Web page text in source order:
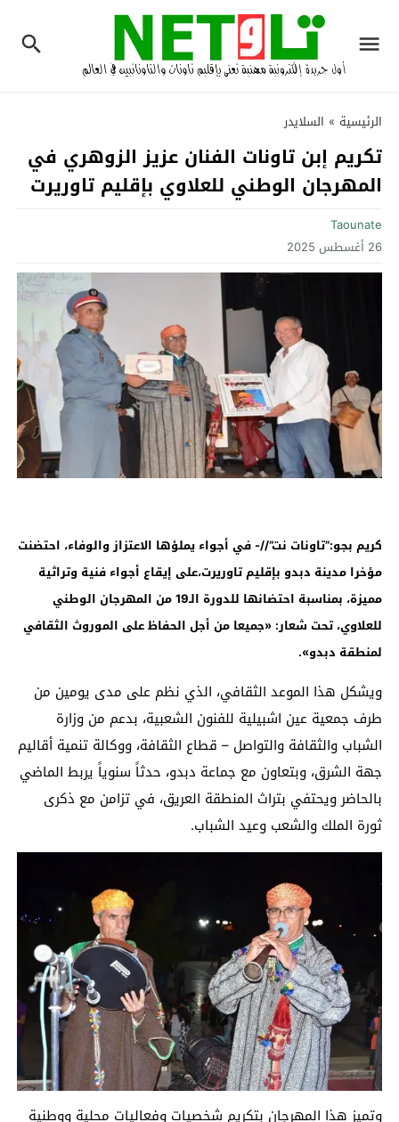
الرئيسية » السلايدر
تكريم إبن تاونات الفنان عزيز الزوهري في
المهرجان الوطني للعلاوي بإقليم تاوريرت
Taounate
26 أغسطس 2025
كريم بجو:”تاونات نت”//- في أجواء يملؤها الاعتزاز والوفاء، احتضنت
مؤخرا مدينة دبدو بإقليم تاوريرت،على إيقاع أجواء فنية وتراثية
مميزة، بمناسبة احتضانها للدورة الـ19 من المهرجان الوطني
للعلاوي، تحت شعار: «جميعا من أجل الحفاظ على الموروث الثقافي
لمنطقة دبدو».
ويشكل هذا الموعد الثقافي، الذي نظم على مدى يومين من
طرف جمعية عين اشبيلية للفنون الشعبية، بدعم من وزارة
الشباب والثقافة والتواصل – قطاع الثقافة، ووكالة تنمية أقاليم
جهة الشرق، وبتعاون مع جماعة دبدو، حدثاً سنوياً يربط الماضي
بالحاضر ويحتفي بتراث المنطقة العريق، في تزامن مع ذكرى
ثورة الملك والشعب وعيد الشباب.
وتميز هذا المهرجان بتكريم شخصيات وفعاليات محلية ووطنية